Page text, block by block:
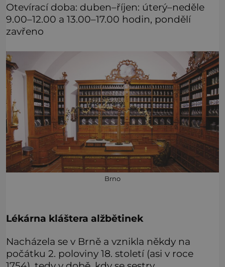
Otevírací doba: duben–říjen: úterý–neděle
9.00–12.00 a 13.00–17.00 hodin, pondělí
zavřeno
Brno
Lékárna kláštera alžbětinek
Nacházela se v Brně a vznikla někdy na
počátku 2. poloviny 18. století (asi v roce